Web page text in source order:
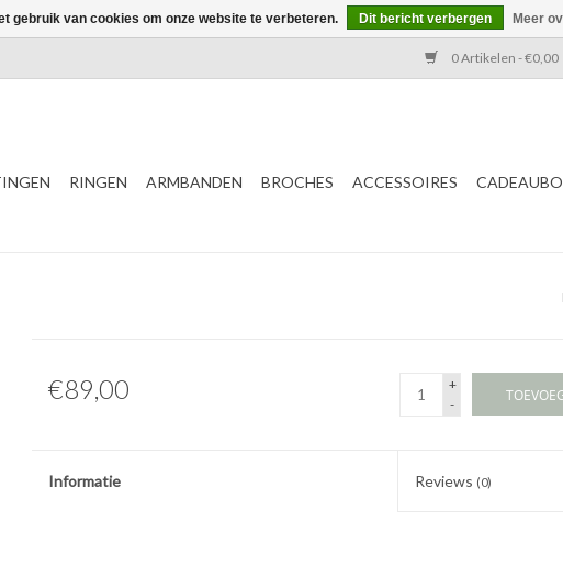
0 Artikelen - €0,00
RINGEN ARMBANDEN BROCHES ACCESSOIRES
€89,00
+
-
Informatie Reviews (0)
gebruik van cookies om onze website te verbeteren. Dit bericht verbergen Meer